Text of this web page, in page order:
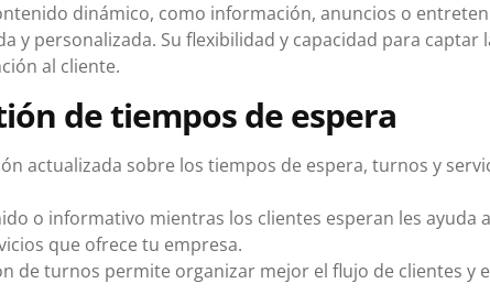
dinámico, como información, anuncios o
personalizada. Su flexibilidad y capacidad para captar
al cliente.
de tiempos de espera
actualizada sobre los tiempos de espera, turnos y
o informativo mientras los clientes esperan les ayuda
que ofrece tu empresa.
de turnos permite organizar mejor el flujo de clientes y